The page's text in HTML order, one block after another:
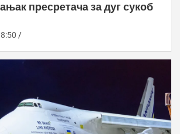
пресретача за дуг сукоб